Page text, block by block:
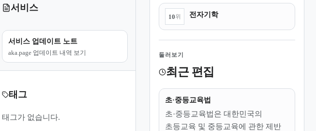
서비스
서비스 업데이트 노트
aka.page 업데이트 내역 보기
태그
태그가 없습니다.
10위 전자기학
둘러보기
최근 편집
초·중등교육법
초·중등교육법은 대한민국의
초등교육 및 중등교육에 관한 제반